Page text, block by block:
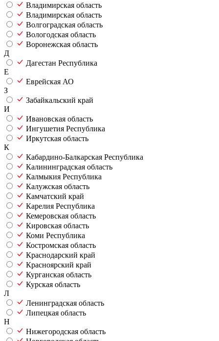
Владимирская область
Владимирская область
Волгоградская область
Вологодская область
Воронежская область
Д
Дагестан Республика
Е
Еврейская АО
З
Забайкальский край
И
Ивановская область
Ингушетия Республика
Иркутская область
К
Кабардино-Балкарская Республика
Калининградская область
Калмыкия Республика
Калужская область
Камчатский край
Карелия Республика
Кемеровская область
Кировская область
Коми Республика
Костромская область
Краснодарский край
Красноярский край
Курганская область
Курская область
Л
Ленинградская область
Липецкая область
Н
Нижегородская область